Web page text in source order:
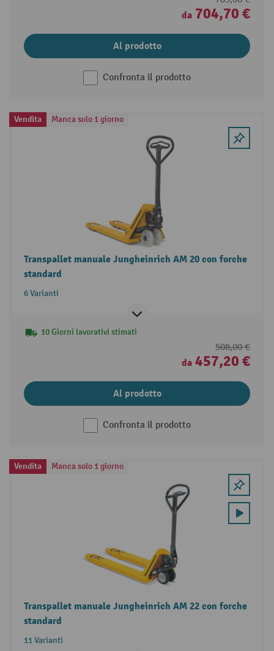
da 704,70 €
Al prodotto
Confronta il prodotto
Vendita Manca solo 1 giorno
Transpallet manuale Jungheinrich AM 20 con forche
standard
6 Varianti
10 Giorni lavorativi stimati
508,00 €
da 457,20 €
Al prodotto
Confronta il prodotto
Vendita Manca solo 1 giorno
Transpallet manuale Jungheinrich AM 22 con forche
standard
11 Varianti